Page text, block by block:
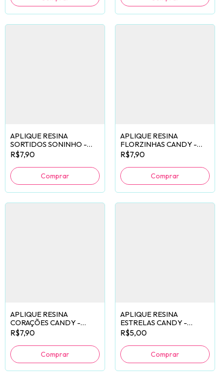
APLIQUE RESINA
SORTIDOS SONINHO -
10 UNIDADES
R$7,90
APLIQUE RESINA
FLORZINHAS CANDY -
10 UNIDADES
R$7,90
APLIQUE RESINA
CORAÇÕES CANDY -
10 UNIDADES
R$7,90
APLIQUE RESINA
ESTRELAS CANDY -
6 UNIDADES
R$5,00